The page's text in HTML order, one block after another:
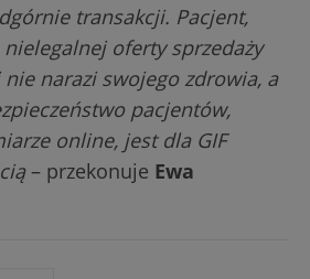
transakcji. Pacjent,
oferty sprzedaży
narazi swojego zdrowia, a
pacjentów,
online, jest dla GIF
– przekonuje Ewa